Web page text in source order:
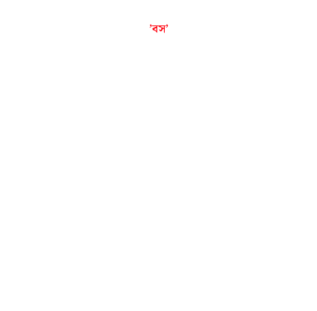
’বস’